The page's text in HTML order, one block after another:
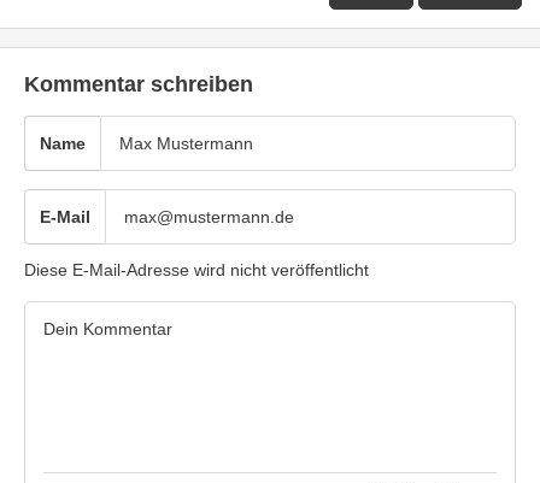
Kommentar schreiben
Name
E-Mail
Diese E-Mail-Adresse wird nicht veröffentlicht